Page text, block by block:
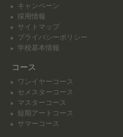
キャンペーン
採用情報
サイトマップ
プライバシーポリシー
学校基本情報
コース
ワンイヤーコース
セメスターコース
マスターコース
短期アートコース
サマーコース